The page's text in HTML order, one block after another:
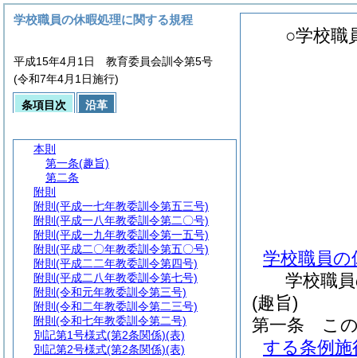
○学校職
学校職員
学校職
(趣旨)
第一条
こ
する条例施
学校職員の休暇処理に関する規程
平成15年4月1日 教育委員会訓令第5号
(令和7年4月1日施行)
条項目次 沿革
本則
第一条(趣旨)
第二条
附則
附則 (平成一七年教委訓令第五三号)
附則 (平成一八年教委訓令第二〇号)
附則 (平成一九年教委訓令第一五号)
附則 (平成二〇年教委訓令第五〇号)
附則 (平成二二年教委訓令第四号)
附則 (平成二八年教委訓令第七号)
附則 (令和元年教委訓令第三号)
附則 (令和二年教委訓令第二三号)
附則 (令和七年教委訓令第二号)
別記第1号様式(第2条関係)(表)
別記第2号様式(第2条関係)(表)